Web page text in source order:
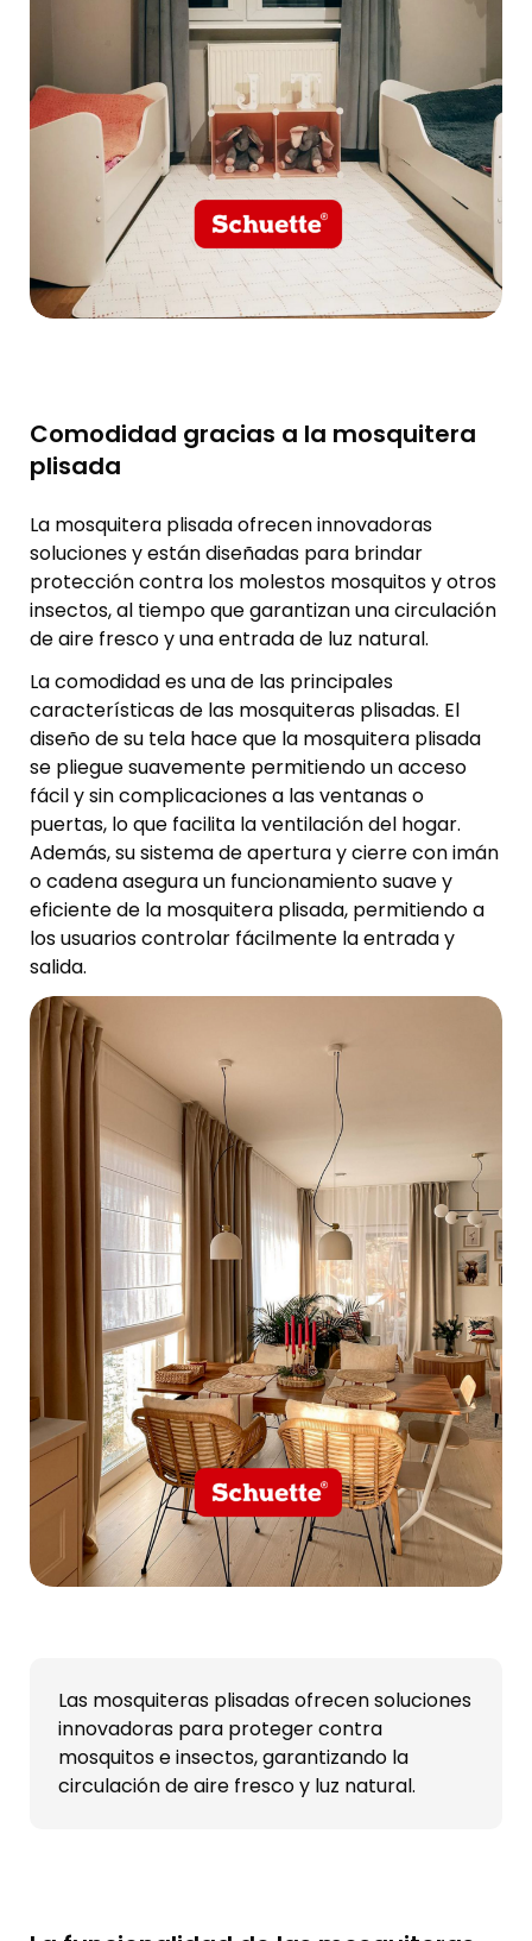
Comodidad gracias a la mosquitera
plisada
La mosquitera plisada ofrecen innovadoras
soluciones y están diseñadas para brindar
protección contra los molestos mosquitos y otros
insectos, al tiempo que garantizan una circulación
de aire fresco y una entrada de luz natural.
La comodidad es una de las principales
características de las mosquiteras plisadas. El
diseño de su tela hace que la mosquitera plisada
se pliegue suavemente permitiendo un acceso
fácil y sin complicaciones a las ventanas o
puertas, lo que facilita la ventilación del hogar.
Además, su sistema de apertura y cierre con imán
o cadena asegura un funcionamiento suave y
eficiente de la mosquitera plisada, permitiendo a
los usuarios controlar fácilmente la entrada y
salida.
Las mosquiteras plisadas ofrecen soluciones
innovadoras para proteger contra
mosquitos e insectos, garantizando la
circulación de aire fresco y luz natural.